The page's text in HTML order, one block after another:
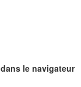
le navigateur